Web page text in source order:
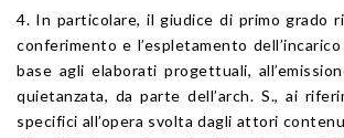
4. In particolare, il giudice di primo grado
conferimento e l’espletamento
base agli elaborati progettuali,
quietanzata, da parte dell’arch. S., ai
specifici all’opera svolta dagli attori